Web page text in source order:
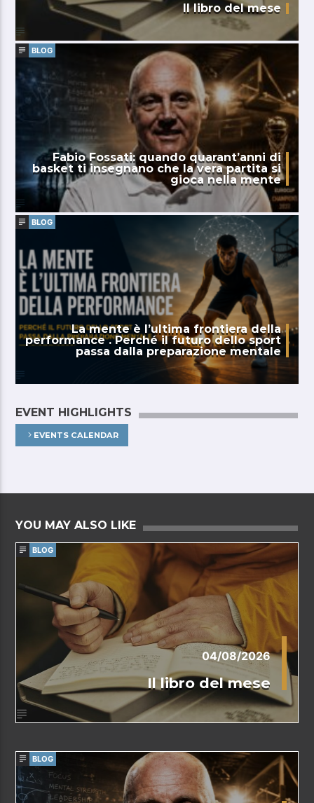
Il libro del mese
BLOG
Fabio Fossati: quando quarant’anni di
basket ti insegnano che la vera partita si
gioca nella mente
BLOG
La mente è l’ultima frontiera della
performance . Perché il futuro dello sport
passa dalla preparazione mentale
EVENT HIGHLIGHTS
EVENTS CALENDAR
YOU MAY ALSO LIKE
BLOG
04/08/2026
Il libro del mese
BLOG